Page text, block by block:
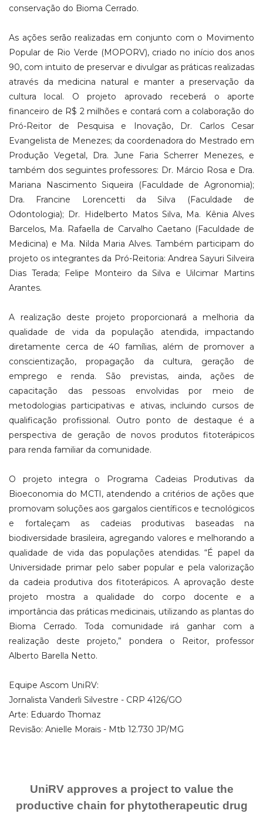
conservação do Bioma Cerrado.
As ações serão realizadas em conjunto com o Movimento
Popular de Rio Verde (MOPORV), criado no início dos anos
90, com intuito de preservar e divulgar as práticas realizadas
através da medicina natural e manter a preservação da
cultura local. O projeto aprovado receberá o aporte
financeiro de R$ 2 milhões e contará com a colaboração do
Pró-Reitor de Pesquisa e Inovação, Dr. Carlos Cesar
Evangelista de Menezes; da coordenadora do Mestrado em
Produção Vegetal, Dra. June Faria Scherrer Menezes, e
também dos seguintes professores: Dr. Márcio Rosa e Dra.
Mariana Nascimento Siqueira (Faculdade de Agronomia);
Dra. Francine Lorencetti da Silva (Faculdade de
Odontologia); Dr. Hidelberto Matos Silva, Ma. Kênia Alves
Barcelos, Ma. Rafaella de Carvalho Caetano (Faculdade de
Medicina) e Ma. Nilda Maria Alves. Também participam do
projeto os integrantes da Pró-Reitoria: Andrea Sayuri Silveira
Dias Terada; Felipe Monteiro da Silva e Uilcimar Martins
Arantes.
A realização deste projeto proporcionará a melhoria da
qualidade de vida da população atendida, impactando
diretamente cerca de 40 famílias, além de promover a
conscientização, propagação da cultura, geração de
emprego e renda. São previstas, ainda, ações de
capacitação das pessoas envolvidas por meio de
metodologias participativas e ativas, incluindo cursos de
qualificação profissional. Outro ponto de destaque é a
perspectiva de geração de novos produtos fitoterápicos
para renda familiar da comunidade.
O projeto integra o Programa Cadeias Produtivas da
Bioeconomia do MCTI, atendendo a critérios de ações que
promovam soluções aos gargalos científicos e tecnológicos
e fortaleçam as cadeias produtivas baseadas na
biodiversidade brasileira, agregando valores e melhorando a
qualidade de vida das populações atendidas. “É papel da
Universidade primar pelo saber popular e pela valorização
da cadeia produtiva dos fitoterápicos. A aprovação deste
projeto mostra a qualidade do corpo docente e a
importância das práticas medicinais, utilizando as plantas do
Bioma Cerrado. Toda comunidade irá ganhar com a
realização deste projeto,” pondera o Reitor, professor
Alberto Barella Netto.
Equipe Ascom UniRV:
Jornalista Vanderli Silvestre - CRP 4126/GO
Arte: Eduardo Thomaz
Revisão: Anielle Morais - Mtb 12.730 JP/MG
UniRV approves a project to value the
productive chain for phytotherapeutic drug